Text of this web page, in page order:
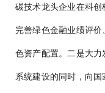
碳技术龙头企业在科创
完善绿色金融业绩评
色资产配置。二是大
系统建设的同时，向